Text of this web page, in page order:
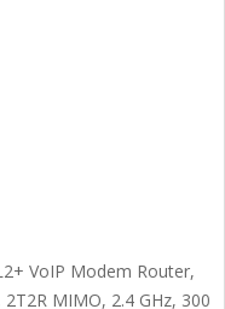
VoIP Modem Router,
MIMO, 2.4 GHz, 300